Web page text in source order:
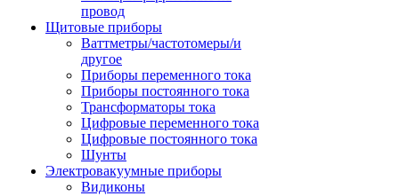
провод
Щитовые приборы
Ваттметры/частотомеры/и
другое
Приборы переменного тока
Приборы постоянного тока
Трансформаторы тока
Цифровые переменного тока
Цифровые постоянного тока
Шунты
Электровакуумные приборы
Видиконы